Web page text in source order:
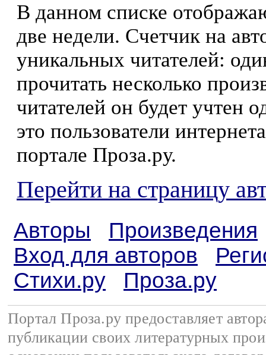
В данном списке
две недели. Счетчик на
уникальных читателей:
прочитать несколько
читателей он будет учтен
это пользователи
портале Проза.ру.
Перейти на страницу
Авторы
Произведения
Вход для авторов
Стихи.ру
Проза.ру
Портал Проза.ру предоставляет
публикации своих литературных